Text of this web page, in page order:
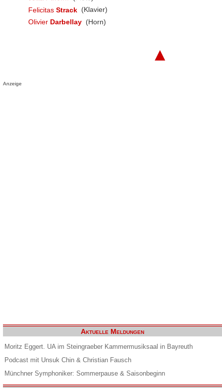
Felicitas Strack (Klavier)
Olivier Darbellay (Horn)
▲
Anzeige
Aktuelle Meldungen
Moritz Eggert. UA im Steingraeber Kammermusiksaal in Bayreuth
Podcast mit Unsuk Chin & Christian Fausch
Münchner Symphoniker: Sommerpause & Saisonbeginn